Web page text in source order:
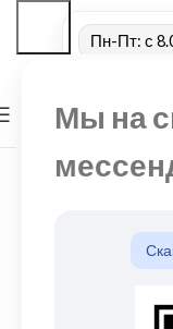
Мы на
Пн-Пт: с
МЕНЮ